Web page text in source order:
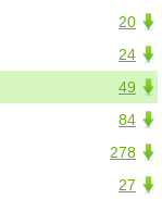
20
24
49
84
278
27